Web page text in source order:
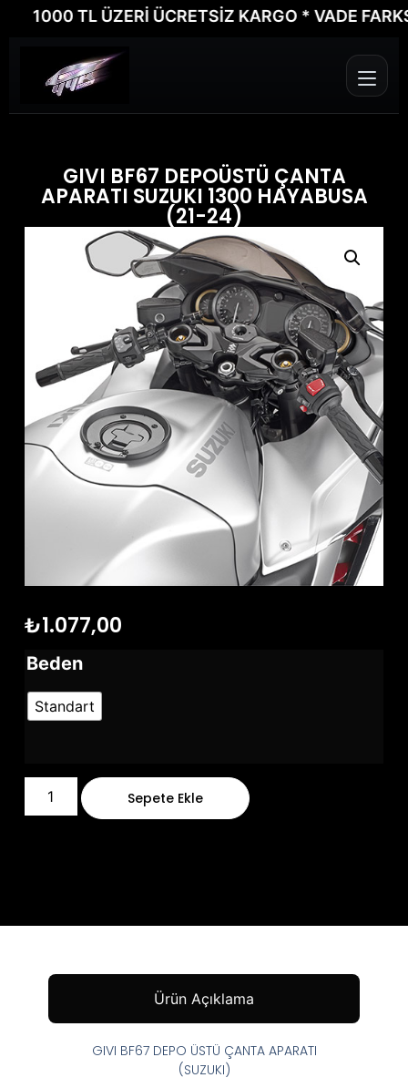
1000 TL ÜZERİ ÜCRETSİZ KARGO * VADE
GIVI BF67 DEPOÜSTÜ ÇANTA
APARATI SUZUKI 1300 HAYABUSA
(21-24)
₺1.077,00
Beden
Standart
Sepete Ekle
Ürün Açıklama
GIVI BF67 DEPO ÜSTÜ ÇANTA APARATI
(SUZUKI)